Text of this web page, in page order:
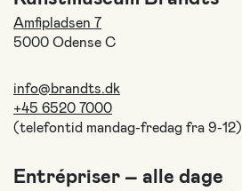
Amfipladsen 7
5000 Odense C
info@brandts.dk
+45 6520 7000
(telefontid mandag-fredag fra 9-12)
Entrépriser – alle dage